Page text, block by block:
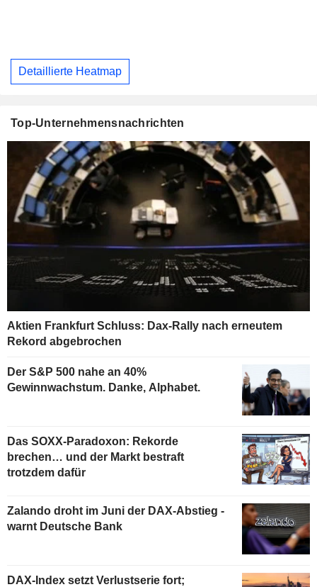
Detaillierte Heatmap
Top-Unternehmensnachrichten
Aktien Frankfurt Schluss: Dax-Rally nach erneutem
Rekord abgebrochen
Der S&P 500 nahe an 40%
Gewinnwachstum. Danke, Alphabet.
Das SOXX-Paradoxon: Rekorde
brechen… und der Markt bestraft
trotzdem dafür
Zalando droht im Juni der DAX-Abstieg -
warnt Deutsche Bank
DAX-Index setzt Verlustserie fort;